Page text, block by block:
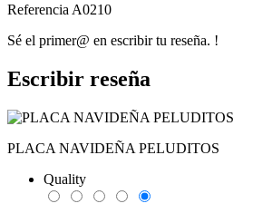
Referencia A0210
Sé el primer@ en escribir tu reseña. !
Escribir reseña
PLACA NAVIDEÑA PELUDITOS
Quality